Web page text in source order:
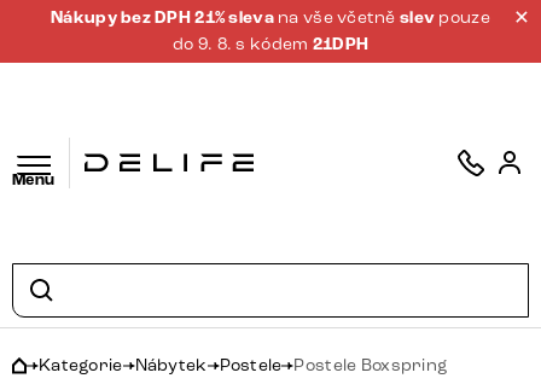
Nákupy bez DPH 21% sleva na vše včetněslev pouze
do 9. 8. s kódem 21DPH
Menu
Kategorie Nábytek Postele Postele Boxspring